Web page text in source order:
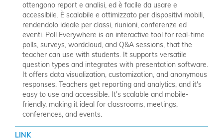
ottengono report e analisi, ed è facile da usare e
accessibile. È scalabile e ottimizzato per dispositivi mobili,
rendendolo ideale per classi, riunioni, conferenze ed
eventi. Poll Everywhere is an interactive tool for real-time
polls, surveys, wordcloud, and Q&A sessions, that the
teacher can use with students. It supports versatile
question types and integrates with presentation software.
It offers data visualization, customization, and anonymous
responses. Teachers get reporting and analytics, and it's
easy to use and accessible. It's scalable and mobile-
friendly, making it ideal for classrooms, meetings,
conferences, and events.
LINK